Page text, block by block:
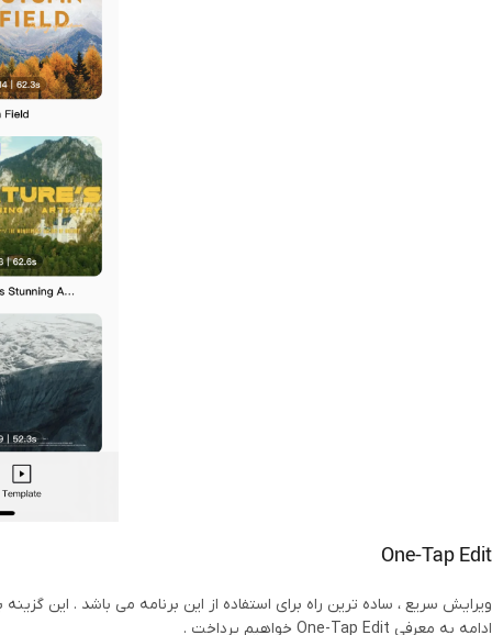
One-Tap Edit
ویرایش سریع ، ساده ترین راه برای استفاده از این برنامه می باشد . این
ادامه به معرفی One-Tap Edit خواهیم پرداخت .